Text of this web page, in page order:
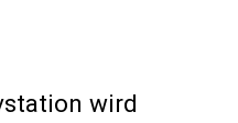
wird